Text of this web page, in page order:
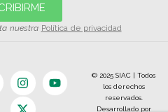
nuestra Política de privacidad
© 2025 SIAC | Todos
los derechos
reservados.
Desarrollado por